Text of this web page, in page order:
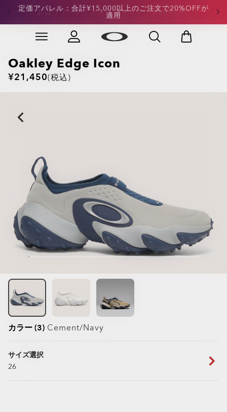
Skip to
お盆ウィーク：カスタムサングラス20%OFF
定価アパレル：合計¥15,000以上のご注文で20%OFFが
適用
Slide 3 of 4. 定価アパレル：合計¥15,000以上のご注文で
Oakley Edge Icon
¥21,450(税込)
カラー (3) Cement/navy
サイズ選択
26